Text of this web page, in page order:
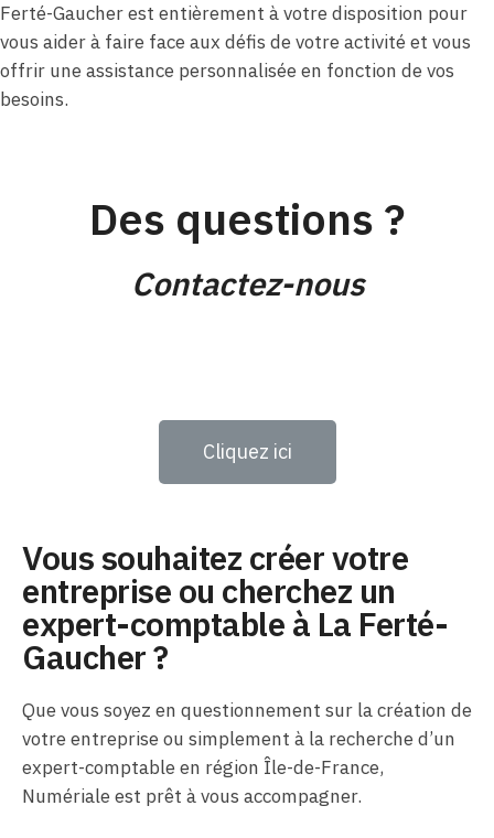
Ferté-Gaucher est entièrement à votre disposition pour
vous aider à faire face aux défis de votre activité et vous
offrir une assistance personnalisée en fonction de vos
besoins.
Des questions ?
Contactez-nous
Cliquez ici
Vous souhaitez créer votre
entreprise ou cherchez un
expert-comptable à La Ferté-
Gaucher ?
Que vous soyez en questionnement sur la création de
votre entreprise ou simplement à la recherche d’un
expert-comptable en région Île-de-France,
Numériale est prêt à vous accompagner.